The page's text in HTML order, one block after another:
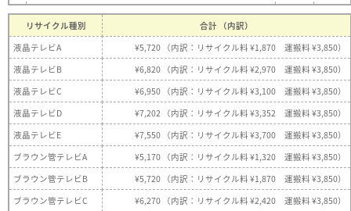
リサイクル種別
合計 （内訳）
液晶テレビA
¥5,720 （内訳：リサイクル料 ¥1,870 運搬料 ¥3,850）
液晶テレビB
¥6,820 （内訳：リサイクル料 ¥2,970 運搬料 ¥3,850）
液晶テレビC
¥6,950 （内訳：リサイクル料 ¥3,100 運搬料 ¥3,850）
液晶テレビD
¥7,202 （内訳：リサイクル料 ¥3,352 運搬料 ¥3,850）
液晶テレビE
¥7,550 （内訳：リサイクル料 ¥3,700 運搬料 ¥3,850）
ブラウン管テレビA
¥5,170 （内訳：リサイクル料 ¥1,320 運搬料 ¥3,850）
ブラウン管テレビB
¥5,720 （内訳：リサイクル料 ¥1,870 運搬料 ¥3,850）
ブラウン管テレビC
¥6,270 （内訳：リサイクル料 ¥2,420 運搬料 ¥3,850）